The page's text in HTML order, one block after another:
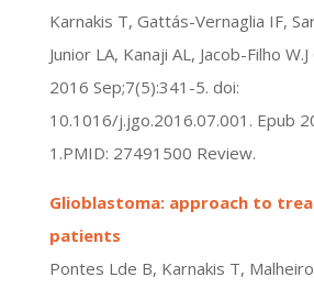
Karnakis T, Gattás-Vernaglia IF,
Junior LA, Kanaji AL, Jacob-Filho
2016 Sep;7(5):341-5. doi:
10.1016/j.jgo.2016.07.001. Epub
1.PMID: 27491500 Review.
Glioblastoma: approach to
patients
Pontes Lde B, Karnakis T,